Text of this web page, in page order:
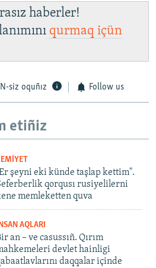
haberler!
qurmaq içün
siz oquñız Follow us
etiñiz
şeyni eki künde taşlap kettim".
qorqusı rusiyelilerni
memleketten quva
AQLARI
an – ve casussıñ. Qırım
devlet hainligi
daqqalar içinde